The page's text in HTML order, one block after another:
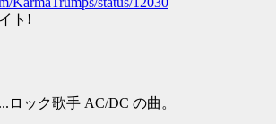
ト!
ロック歌手 AC/DC の曲。